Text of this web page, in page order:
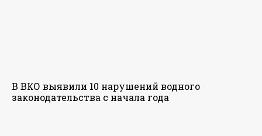
В ВКО выявили 10 нарушений водного
законодательства с начала года